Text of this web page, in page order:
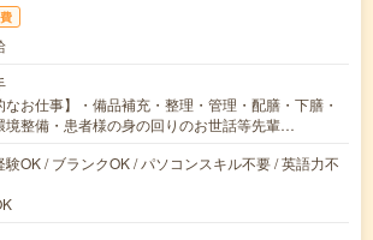
なお仕事】・備品補充・整理・管理・配膳・下膳・
境整備・患者様の身の回りのお世話等先輩…
験OK / ブランクOK / パソコンスキル不要 / 英語力不